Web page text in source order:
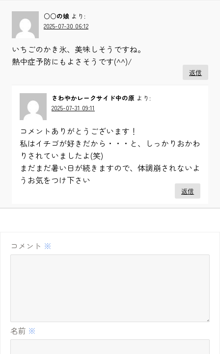
○○の娘 より:
2025-07-30 06:12
いちごのかき氷、美味しそうですね。
熱中症予防にもよさそうです(^^)/
返信
さわやかレークサイド中の原 より:
2025-07-31 09:11
コメントありがとうございます！
私はイチゴが好きだから・・・と、しっかりおかわ
りされていましたよ(笑)
まだまだ暑い日が続きますので、体調崩されないよ
うお気をつけ下さい
返信
コメント ※
名前 ※